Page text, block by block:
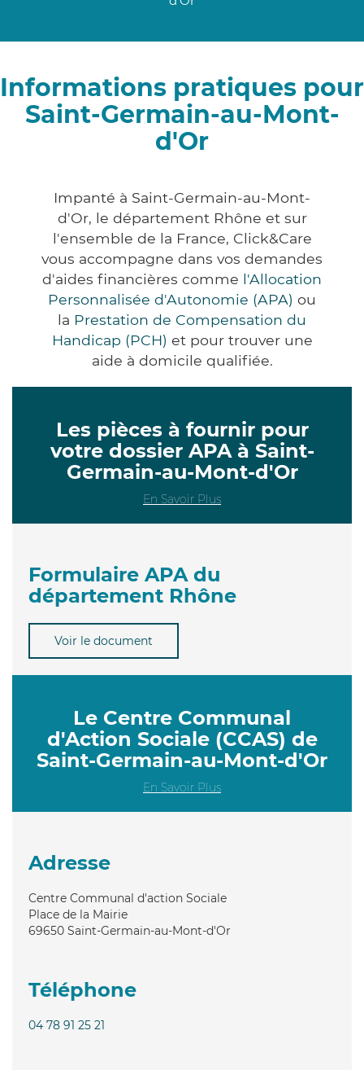
Informations pratiques pour
Saint-Germain-au-Mont-
d'Or
Impanté à Saint-Germain-au-Mont-
d'Or, le département Rhône et sur
l'ensemble de la France, Click&Care
vous accompagne dans vos demandes
d'aides financières comme l'Allocation
Personnalisée d'Autonomie (APA) ou
la Prestation de Compensation du
Handicap (PCH) et pour trouver une
aide à domicile qualifiée.
Les pièces à fournir pour
votre dossier APA à Saint-
Germain-au-Mont-d'Or
En Savoir Plus
Formulaire APA du
département Rhône
Voir le document
Le Centre Communal
d'Action Sociale (CCAS) de
Saint-Germain-au-Mont-d'Or
En Savoir Plus
Adresse
Centre Communal d'action Sociale
Place de la Mairie
69650 Saint-Germain-au-Mont-d'Or
Téléphone
04 78 91 25 21